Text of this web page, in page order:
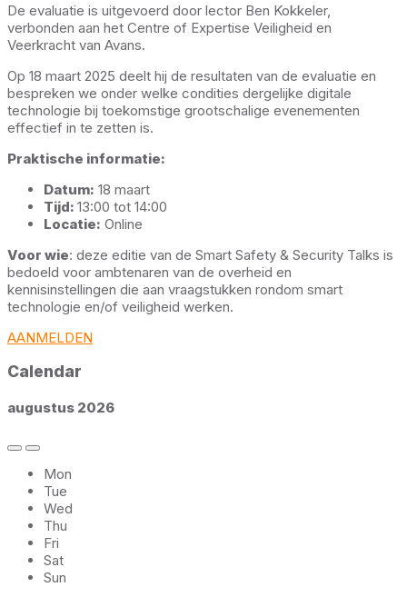
De evaluatie is uitgevoerd door lector Ben Kokkeler,
verbonden aan het Centre of Expertise Veiligheid en
Veerkracht van Avans.
Op 18 maart 2025 deelt hij de resultaten van de evaluatie en
bespreken we onder welke condities dergelijke digitale
technologie bij toekomstige grootschalige evenementen
effectief in te zetten is.
Praktische informatie:
Datum: 18 maart
Tijd: 13:00 tot 14:00
Locatie: Online
Voor wie: deze editie van de Smart Safety & Security Talks is
bedoeld voor ambtenaren van de overheid en
kennisinstellingen die aan vraagstukken rondom smart
technologie en/of veiligheid werken.
AANMELDEN
Calendar
augustus 2026
Previous
Month
Next
Month
Mon
Tue
Wed
Thu
Fri
Sat
Sun